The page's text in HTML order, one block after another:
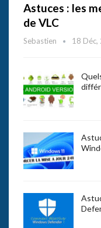
Astuces : les
de VLC
Sebastien 18 Déc,